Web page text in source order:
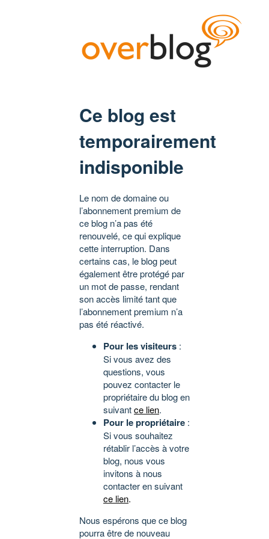
Ce blog est
temporairement
indisponible
Le nom de domaine ou
l’abonnement premium de
ce blog n’a pas été
renouvelé, ce qui explique
cette interruption. Dans
certains cas, le blog peut
également être protégé par
un mot de passe, rendant
son accès limité tant que
l’abonnement premium n’a
pas été réactivé.
Pour les visiteurs :
Si vous avez des
questions, vous
pouvez contacter le
propriétaire du blog en
suivantce lien.
Pour le propriétaire :
Si vous souhaitez
rétablir l’accès à votre
blog, nous vous
invitons à nous
contacter en suivant
ce lien.
Nous espérons que ce blog
pourra être de nouveau